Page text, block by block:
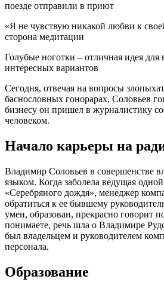
поезде отправили в приют
«Я не чувствую никакой любви к
сторона медитации
Голубые ноготки – отличная идея для
интересных вариантов
Сегодня, отвечая на вопросы
баснословных гонорарах, Соловьев
бизнесу он пришел в журналистику
человеком.
Начало карьеры на
Владимир Соловьев в совершенстве
языком. Когда заболела ведущая
«Серебряного дождя», менеджер
обратиться к ее бывшему
умен, образован, прекрасно говорит
понимаете, речь шла о Владимире
был владельцем и руководителем
персонала.
Образование